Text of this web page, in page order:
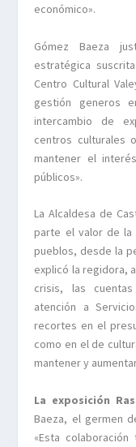
económico».
Gómez Baeza
estratégica
Centro Cultural
gestión generos
intercambio de
centros culturales
mantener el
públicos».
La Alcaldesa de
parte el valor de la
pueblos, desde la
explicó la regidora,
crisis, las
atención a
recortes en el
como en el de
mantener y
La exposición
Baeza, el germen
«Esta